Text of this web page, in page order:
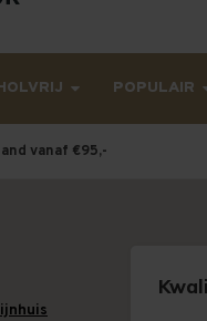
POPULAIR
vanaf €95,-